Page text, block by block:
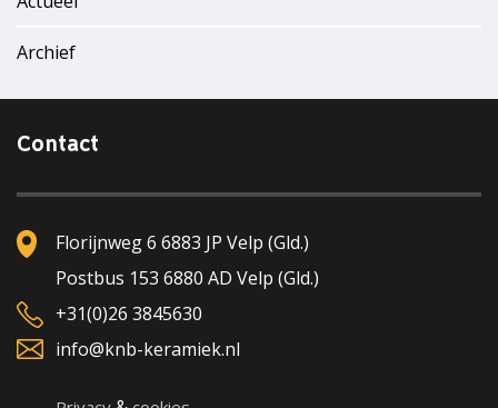
Archief
Contact
Florijnweg 6 6883 JP Velp (Gld.)
Postbus 153 6880 AD Velp (Gld.)
+31(0)26 3845630
info@knb-keramiek.nl